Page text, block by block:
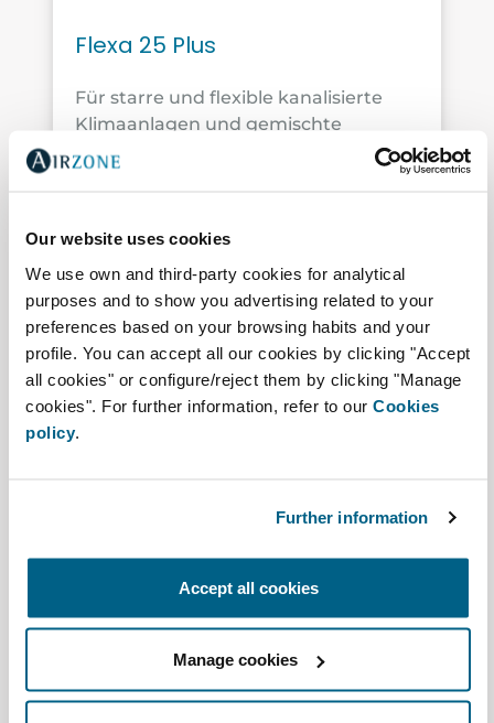
Our website uses cookies
We use own and third-party cookies for analytical
purposes and to show you advertising related to your
preferences based on your browsing habits and your
profile. You can accept all our cookies by clicking "Accept
all cookies" or configure/reject them by clicking "Manage
cookies". For further information, refer to our Cookies
policy.
Further information
Accept all cookies
Manage cookies
Flexa 25 Plus
Für starre und flexible kanalisierte
Klimaanlagen und gemischte
Systeme, in denen Klimaanlagen und
Warmwasserbereitung
Weitere Infos